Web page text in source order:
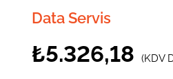
Data Servis
₺5.326,18 (KDV